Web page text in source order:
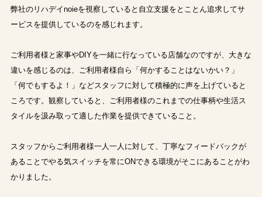
弊社のリハデイnoieを視察していると自立支援をとことん追求してサ
ービスを提供しているのを感じれます。
ご利用者様と家事やDIYを一緒に行なっている店舗なのですが、大きな
違いを感じるのは、ご利用者様自ら「何かすることはないかい？」
「何でもするよ！」などスタッフに対して積極的に声を上げていると
ころです。観察していると、ご利用者様のこれまでの仕事柄や生活ス
タイルを汲み取って適した作業を提供できていること。
スタッフからご利用者様一人一人に対して、丁寧なフィードバックが
あることでやる気スイッチを常にONできる環境がそこにあることがわ
かりました。